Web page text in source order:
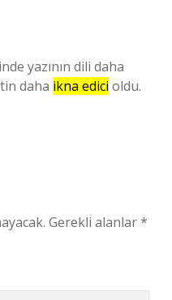
yazının dili daha
daha ikna edici oldu.
Gerekli alanlar*